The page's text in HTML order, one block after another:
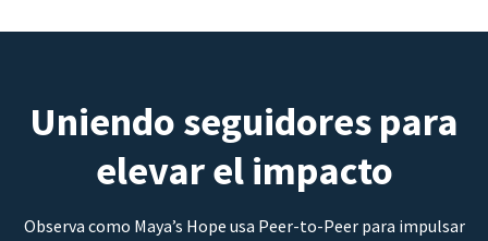
Uniendo seguidores para
elevar el impacto
Observa como Maya’s Hope usa Peer-to-Peer para impulsar